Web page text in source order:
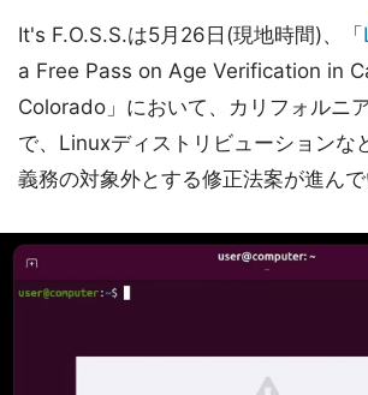
It's F.O.S.S.は5月26日(現地時間)、「
a Free Pass on Age Verification in
Colorado」において、カリフォルニ
で、Linuxディストリビューションな
義務の対象外とする修正法案が進んで